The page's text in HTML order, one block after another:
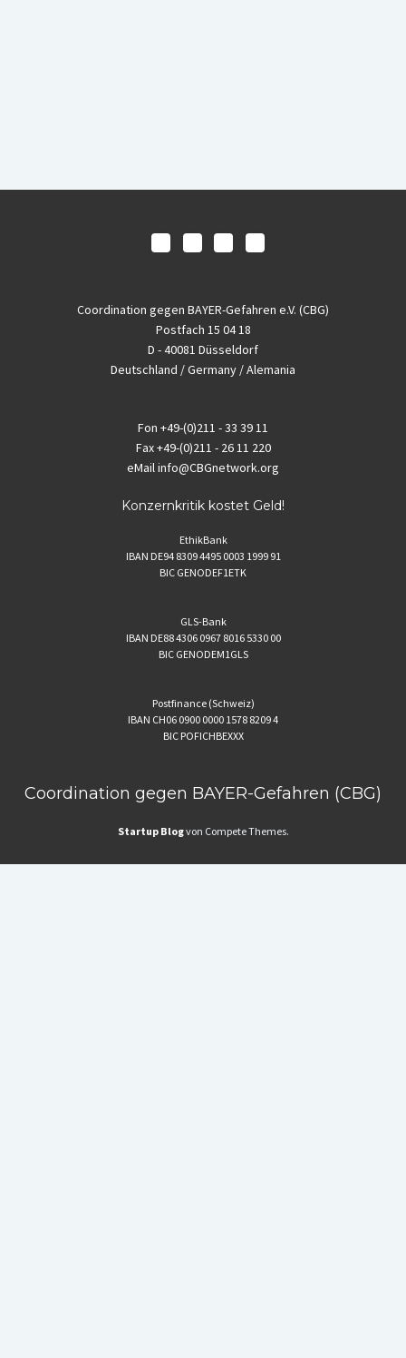
Coordination gegen BAYER-Gefahren e.V. (CBG)
Postfach 15 04 18
D - 40081 Düsseldorf
Deutschland / Germany / Alemania
Fon +49-(0)211 - 33 39 11
Fax+49-(0)211 - 26 11 220
eMailinfo@CBGnetwork.org
Konzernkritik kostet Geld!
EthikBank
IBAN DE94 8309 4495 0003 1999 91
BIC GENODEF1ETK
GLS-Bank
IBAN DE88 4306 0967 8016 5330 00
BIC GENODEM1GLS
Postfinance (Schweiz)
IBAN CH06 0900 0000 1578 8209 4
BIC POFICHBEXXX
Coordination gegen BAYER-Gefahren (CBG)
Startup Blogvon Compete Themes.